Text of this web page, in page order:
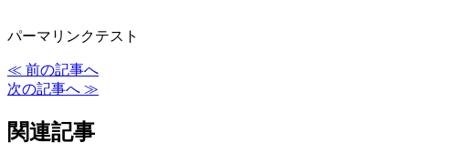
パーマリンクテスト
≪ 前の記事へ
次の記事へ ≫
関連記事